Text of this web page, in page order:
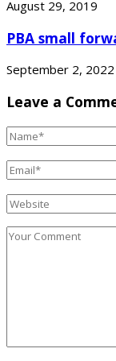
August 29, 2019
PBA small
September 2, 2022
Leave a